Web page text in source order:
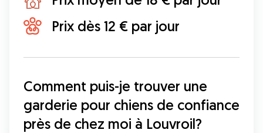
Prix dès 12 € par jour
Comment puis-je trouver une
garderie pour chiens de confiance
près de chez moi à Louvroil?